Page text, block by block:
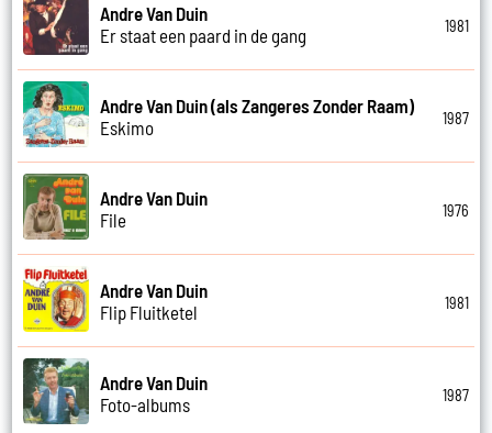
Andre Van Duin
Er staat een paard in de gang
1981
Andre Van Duin (als Zangeres Zonder Raam)
Eskimo
1987
Andre Van Duin
File
1976
Andre Van Duin
Flip Fluitketel
1981
Andre Van Duin
Foto-albums
1987